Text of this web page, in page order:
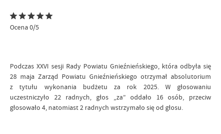
Ocena 0/5
Podczas XXVI sesji Rady Powiatu Gnieźnieńskiego, która odbyła się
28 maja Zarząd Powiatu Gnieźnieńskiego otrzymał absolutorium
z tytułu wykonania budżetu za rok 2025. W głosowaniu
uczestniczyło 22 radnych, głos „za” oddało 16 osób, przeciw
głosowało 4, natomiast 2 radnych wstrzymało się od głosu.